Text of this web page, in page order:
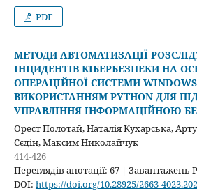
PDF
МЕТОДИ АВТОМАТИЗАЦІЇ
ІНЦИДЕНТІВ КІБЕРБЕЗПЕКИ НА
ОПЕРАЦІЙНОЇ СИСТЕМИ
ВИКОРИСТАННЯМ PYTHON ДЛЯ
УПРАВЛІННЯ ІНФОРМАЦІЙНОЮ
Орест Полотай, Наталія Кухарська,
Сєдін, Максим Николайчук
414-426
Переглядів анотації: 67 | Завантажень
DOI: https://doi.org/10.28925/2663-